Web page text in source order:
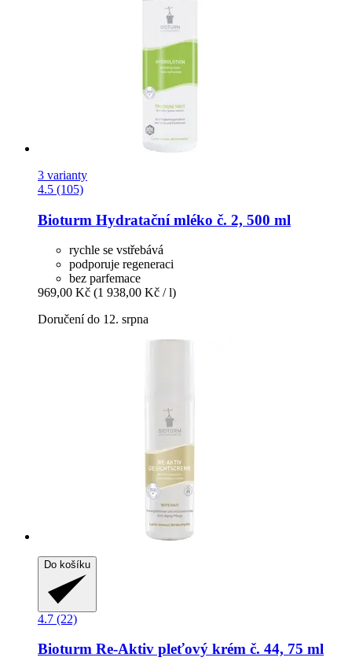
3 varianty
4.5 (105)
Bioturm Hydratační mléko č. 2, 500 ml
rychle se vstřebává
podporuje regeneraci
bez parfemace
969,00 Kč (1 938,00 Kč / l)
Doručení do 12. srpna
Do košíku
4.7 (22)
Bioturm Re-​Aktiv pleťový krém č. 44, 75 ml